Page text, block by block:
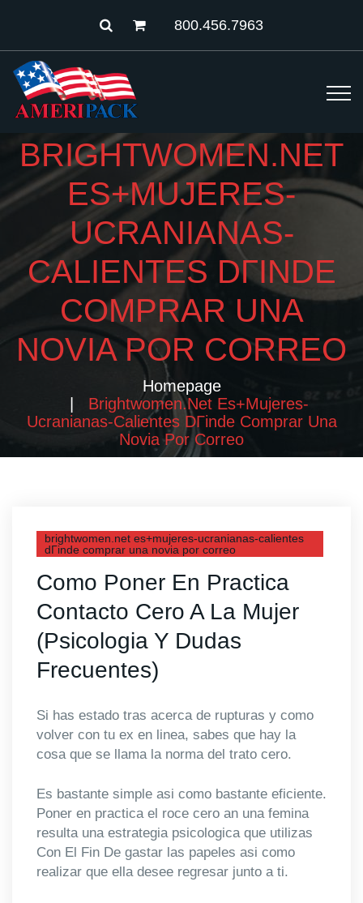
800.456.7963
BRIGHTWOMEN.NET
ES+MUJERES-
UCRANIANAS-
CALIENTES DГІNDE
COMPRAR UNA
NOVIA POR CORREO
Homepage
Brightwomen.net Es+mujeres-
Ucranianas-Calientes DГіnde Comprar Una
Novia Por Correo
brightwomen.net es+mujeres-ucranianas-calientes
dГіnde comprar una novia por correo
Como Poner En Practica
Contacto Cero A La Mujer
(Psicologia Y Dudas
Frecuentes)
Si has estado tras acerca de rupturas y como
volver con tu ex en linea, sabes que hay la
cosa que se llama la norma del trato cero.
Es bastante simple asi­ como bastante eficiente.
Poner en practica el roce cero an una femina
resulta una estrategia psicologica que utilizas
Con El Fin De gastar las papeles asi­ como
realizar que ella desee regresar junto a ti.